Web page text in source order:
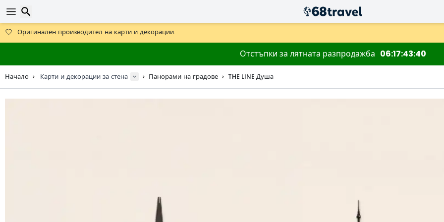
Получете безплатна доставка при поръчки над 59 €.
Предлага се и DHL Express за една нощ.
30 дни за връщане, 90 дни за дървени карти и декорации.
Отстъпки за лятната разпродажба 06 17 43 39
Начало Карти и декорации за стена Панорами на градове THE LINE Душа